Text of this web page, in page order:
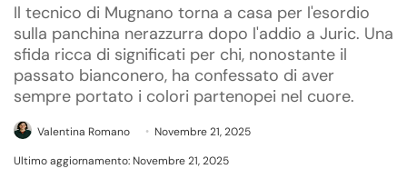
Il tecnico di Mugnano torna a casa per l'esordio
sulla panchina nerazzurra dopo l'addio a Juric. Una
sfida ricca di significati per chi, nonostante il
passato bianconero, ha confessato di aver
sempre portato i colori partenopei nel cuore.
Valentina Romano
Novembre 21, 2025
Ultimo aggiornamento: Novembre 21, 2025